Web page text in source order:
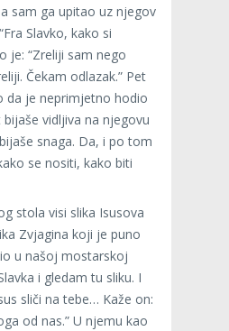
sam ga upitao uz njegov
Slavko, kako si
je: “Zreliji sam nego
Čekam odlazak.” Pet
da je neprimjetno hodio
vidljiva na njegovu
snaga. Da, i po tom
se nositi, kako biti
stola visi slika Isusova
Zvjagina koji je puno
u našoj mostarskoj
i gledam tu sliku. I
sliči na tebe… Kaže on:
od nas.” U njemu kao